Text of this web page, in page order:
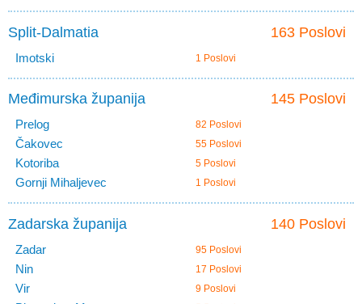
163 Poslovi
Split-Dalmatia
Imotski 1 Poslovi
145 Poslovi
Međimurska županija
Prelog 82 Poslovi
Čakovec 55 Poslovi
Kotoriba 5 Poslovi
Gornji Mihaljevec 1 Poslovi
140 Poslovi
Zadarska županija
Zadar 95 Poslovi
Nin 17 Poslovi
Vir 9 Poslovi